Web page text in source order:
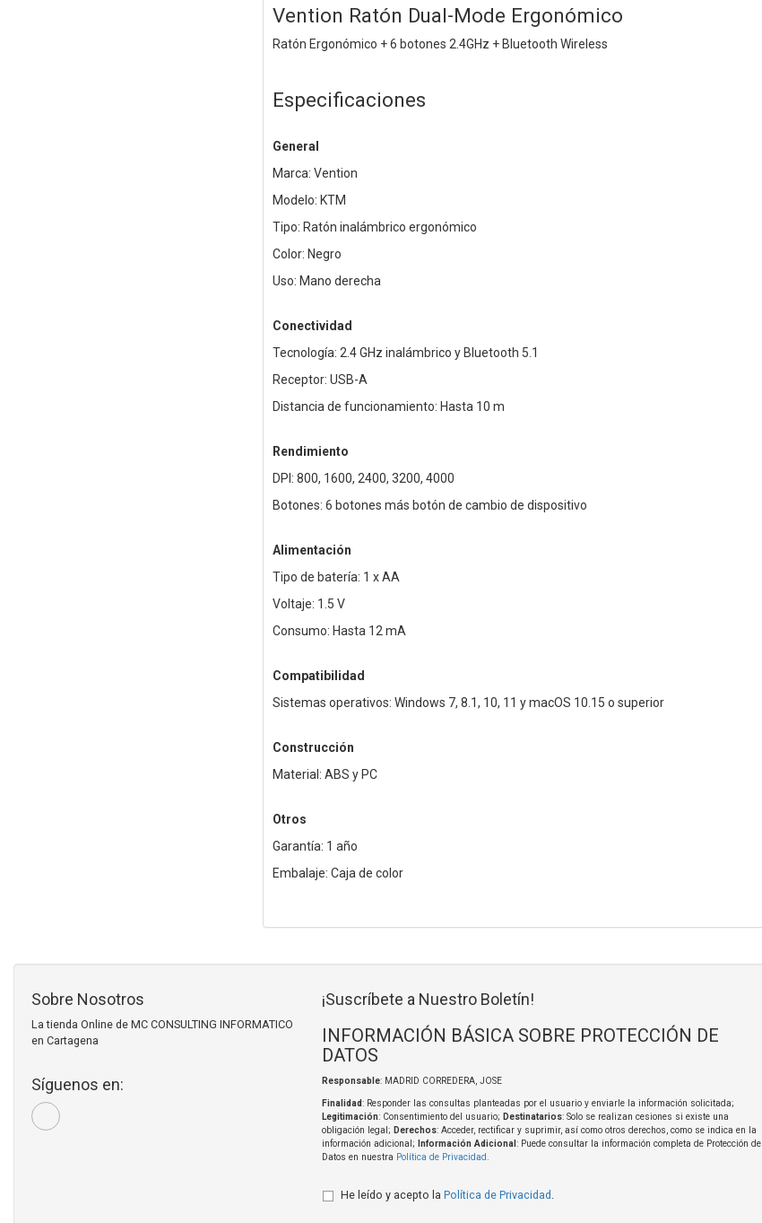
Vention Ratón Dual-Mode Ergonómico
Ratón Ergonómico + 6 botones 2.4GHz + Bluetooth Wireless
Especificaciones
General
Marca: Vention
Modelo: KTM
Tipo: Ratón inalámbrico ergonómico
Color: Negro
Uso: Mano derecha
Conectividad
Tecnología: 2.4 GHz inalámbrico y Bluetooth 5.1
Receptor: USB-A
Distancia de funcionamiento: Hasta 10 m
Rendimiento
DPI: 800, 1600, 2400, 3200, 4000
Botones: 6 botones más botón de cambio de dispositivo
Alimentación
Tipo de batería: 1 x AA
Voltaje: 1.5 V
Consumo: Hasta 12 mA
Compatibilidad
Sistemas operativos: Windows 7, 8.1, 10, 11 y macOS 10.15 o superior
Construcción
Material: ABS y PC
Otros
Garantía: 1 año
Embalaje: Caja de color
Sobre Nosotros
La tienda Online de MC CONSULTING INFORMATICO
en Cartagena
Síguenos en:
¡Suscríbete a Nuestro Boletín!
INFORMACIÓN BÁSICA SOBRE PROTECCIÓN DE
DATOS
Responsable: MADRID CORREDERA, JOSE
Finalidad: Responder las consultas planteadas por el usuario y enviarle la información solicitada;
Legitimación: Consentimiento del usuario; Destinatarios: Solo se realizan cesiones si existe una
obligación legal; Derechos: Acceder, rectificar y suprimir, así como otros derechos, como se indica en la
información adicional;
Información Adicional : Puede consultar la información completa de Protección de
Datos en nuestra Política de Privacidad.
He leído y acepto la Política de Privacidad .